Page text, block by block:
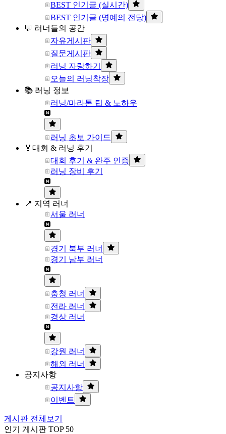
BEST 인기글 (실시간)
BEST 인기글 (명예의 전당)
💬 러너들의 공간
자유게시판
질문게시판
러닝 자랑하기
오늘의 러닝착장
📚 러닝 정보
러닝/마라톤 팁 & 노하우
러닝 초보 가이드
🏅대회 & 러닝 후기
대회 후기 & 완주 인증
러닝 장비 후기
📍 지역 러너
서울 러너
경기 북부 러너
경기 남부 러너
충청 러너
전라 러너
경상 러너
강원 러너
해외 러너
공지사항
공지사항
이벤트
게시판 전체보기
인기 게시판 TOP 50